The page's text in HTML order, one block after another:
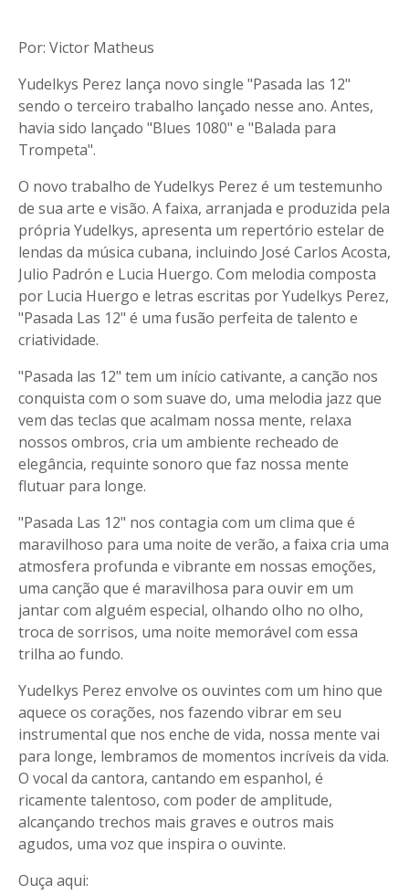
Por: Victor Matheus
Yudelkys Perez lança novo single "Pasada las 12"
sendo o terceiro trabalho lançado nesse ano. Antes,
havia sido lançado "Blues 1080" e "Balada para
Trompeta".
O novo trabalho de Yudelkys Perez é um testemunho
de sua arte e visão. A faixa, arranjada e produzida pela
própria Yudelkys, apresenta um repertório estelar de
lendas da música cubana, incluindo José Carlos Acosta,
Julio Padrón e Lucia Huergo. Com melodia composta
por Lucia Huergo e letras escritas por Yudelkys Perez,
"Pasada Las 12" é uma fusão perfeita de talento e
criatividade.
"Pasada las 12" tem um início cativante, a canção nos
conquista com o som suave do, uma melodia jazz que
vem das teclas que acalmam nossa mente, relaxa
nossos ombros, cria um ambiente recheado de
elegância, requinte sonoro que faz nossa mente
flutuar para longe.
"Pasada Las 12" nos contagia com um clima que é
maravilhoso para uma noite de verão, a faixa cria uma
atmosfera profunda e vibrante em nossas emoções,
uma canção que é maravilhosa para ouvir em um
jantar com alguém especial, olhando olho no olho,
troca de sorrisos, uma noite memorável com essa
trilha ao fundo.
Yudelkys Perez envolve os ouvintes com um hino que
aquece os corações, nos fazendo vibrar em seu
instrumental que nos enche de vida, nossa mente vai
para longe, lembramos de momentos incríveis da vida.
O vocal da cantora, cantando em espanhol, é
ricamente talentoso, com poder de amplitude,
alcançando trechos mais graves e outros mais
agudos, uma voz que inspira o ouvinte.
Ouça aqui: